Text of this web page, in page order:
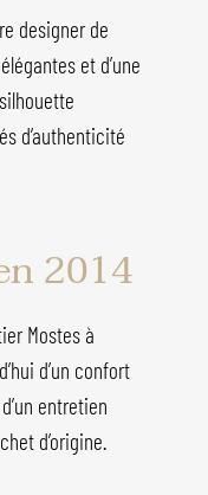
designer de
et d’une
d’authenticité
2014
Mostes à
d’un confort
entretien
d’origine.